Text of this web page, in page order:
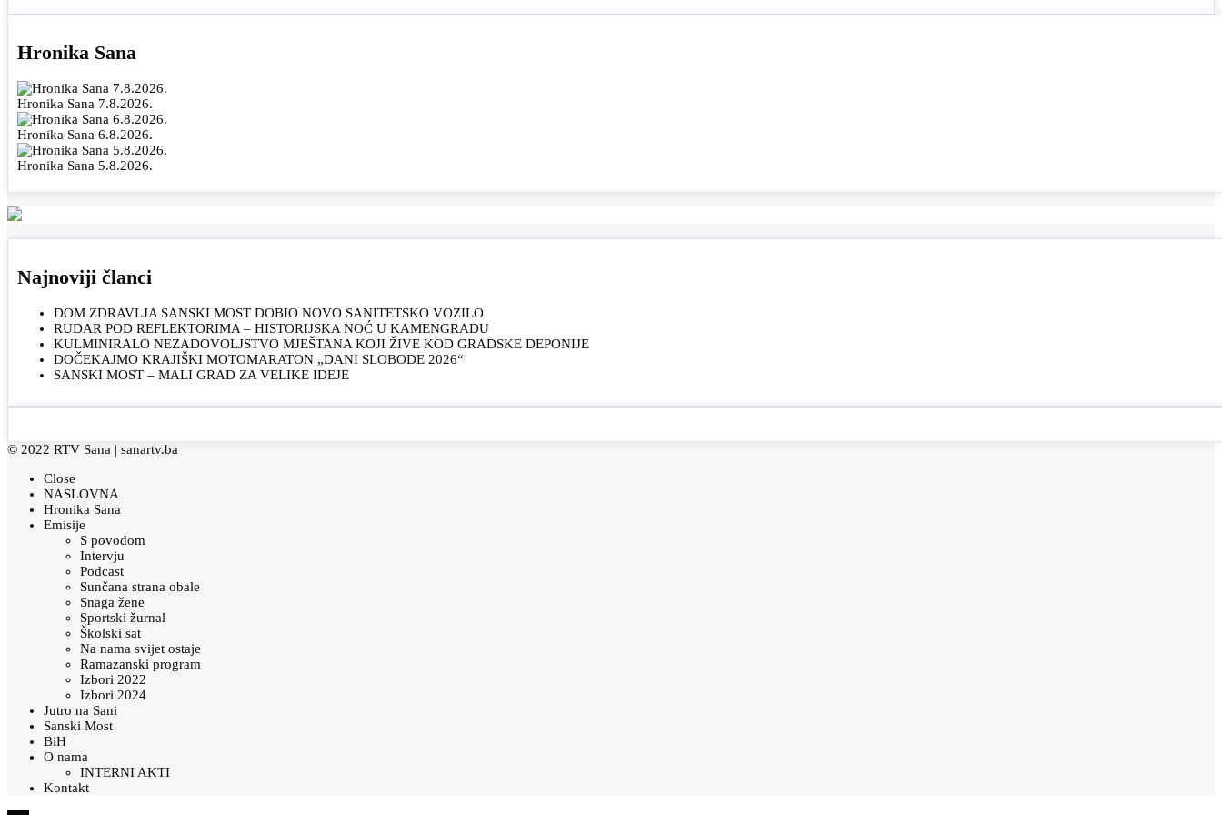
Hronika Sana
Hronika Sana 7.8.2026.
Hronika Sana 6.8.2026.
Hronika Sana 5.8.2026.
Najnoviji članci
DOM ZDRAVLJA SANSKI MOST DOBIO NOVO SANITETSKO VOZILO
RUDAR POD REFLEKTORIMA – HISTORIJSKA NOĆ U KAMENGRADU
KULMINIRALO NEZADOVOLJSTVO MJEŠTANA KOJI ŽIVE KOD GRADSKE DEPONIJE
DOČEKAJMO KRAJIŠKI MOTOMARATON „DANI SLOBODE 2026“
SANSKI MOST – MALI GRAD ZA VELIKE IDEJE
© 2022 RTV Sana | sanartv.ba
Close
NASLOVNA
Hronika Sana
Emisije
S povodom
Intervju
Podcast
Sunčana strana obale
Snaga žene
Sportski žurnal
Školski sat
Na nama svijet ostaje
Ramazanski program
Izbori 2022
Izbori 2024
Jutro na Sani
Sanski Most
BiH
O nama
INTERNI AKTI
Kontakt